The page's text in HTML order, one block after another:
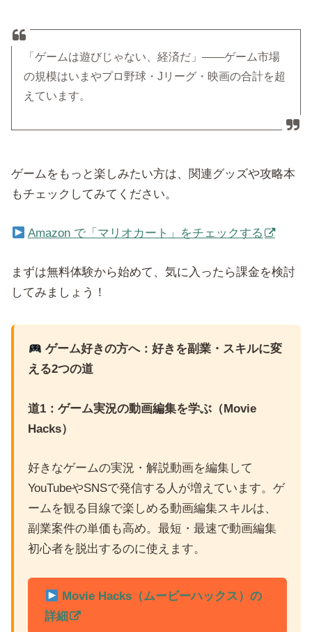
「ゲームは遊びじゃない、経済だ」——ゲーム市場
の規模はいまやプロ野球・Jリーグ・映画の合計を超
えています。
ゲームをもっと楽しみたい方は、関連グッズや攻略本
もチェックしてみてください。
Amazon で「マリオカート」をチェックする
まずは無料体験から始めて、気に入ったら課金を検討
してみましょう！
ゲーム好きの方へ：好きを副業・スキルに変
える2つの道
道1：ゲーム実況の動画編集を学ぶ（Movie
Hacks）
好きなゲームの実況・解説動画を編集して
YouTubeやSNSで発信する人が増えています。ゲ
ームを観る目線で楽しめる動画編集スキルは、
副業案件の単価も高め。最短・最速で動画編集
初心者を脱出するのに使えます。
Movie Hacks（ムービーハックス）の
詳細